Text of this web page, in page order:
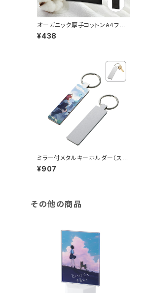
オーガニック厚手コットンA4フラッ
トバッグ MG
¥438
ミラー付メタルキーホルダー（ステ
¥907
その他の商品